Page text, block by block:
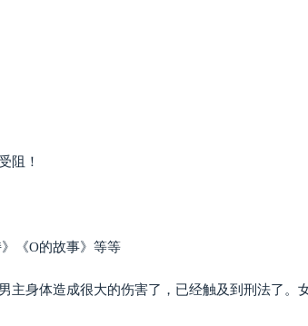
阻！
《O的故事》等等
身体造成很大的伤害了，已经触及到刑法了。